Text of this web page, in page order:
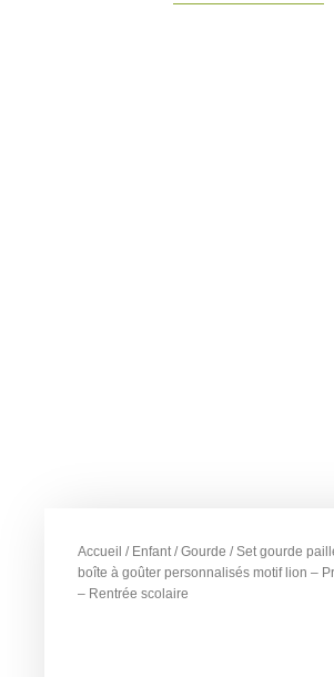
Accueil / Enfant/Gourde / Set gourde
boîte à goûter personnalisés motif lion –
– Rentrée scolaire